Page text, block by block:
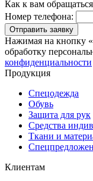
Как к вам
Номер телефона:
Отправить заявку
Нажимая на кнопку
обработку
конфиденциальности
Продукция
Спецодежда
Обувь
Защита для рук
Средства
Ткани и
Клиентам